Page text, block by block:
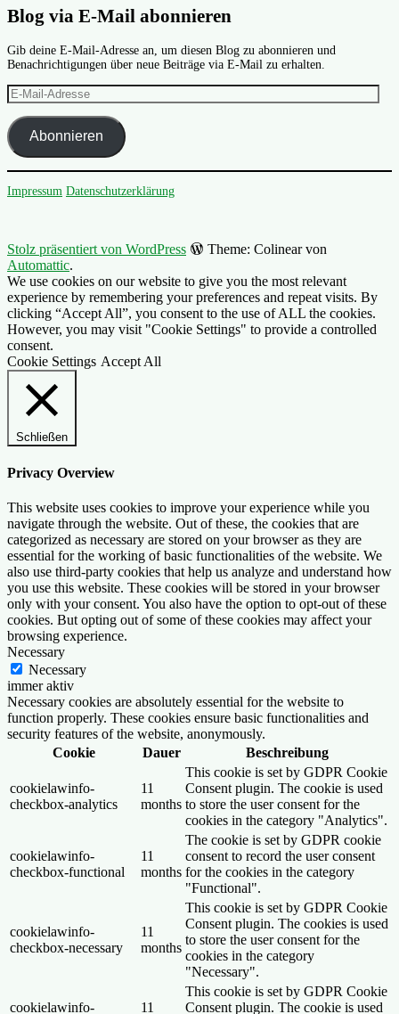
Blog via E-Mail abonnieren
Gib deine E-Mail-Adresse an, um diesen Blog zu abonnieren und
Benachrichtigungen über neue Beiträge via E-Mail zu erhalten.
E-
Mail-
Adresse
Abonnieren
Impressum Datenschutzerklärung
Stolz präsentiert von WordPress
Theme: Colinear von
Automattic.
We use cookies on our website to give you the most relevant
experience by remembering your preferences and repeat visits. By
clicking “Accept All”, you consent to the use of ALL the cookies.
However, you may visit "Cookie Settings" to provide a controlled
consent.
Cookie Settings Accept All
Schließen
Privacy Overview
This website uses cookies to improve your experience while you
navigate through the website. Out of these, the cookies that are
categorized as necessary are stored on your browser as they are
essential for the working of basic functionalities of the website. We
also use third-party cookies that help us analyze and understand how
you use this website. These cookies will be stored in your browser
only with your consent. You also have the option to opt-out of these
cookies. But opting out of some of these cookies may affect your
browsing experience.
Necessary
Necessary
immer aktiv
Necessary cookies are absolutely essential for the website to
function properly. These cookies ensure basic functionalities and
security features of the website, anonymously.
Cookie
Dauer Beschreibung
cookielawinfo-
checkbox-analytics
11
months
This cookie is set by GDPR Cookie
Consent plugin. The cookie is used
to store the user consent for the
cookies in the category "Analytics".
cookielawinfo-
checkbox-functional
11
months
The cookie is set by GDPR cookie
consent to record the user consent
for the cookies in the category
"Functional".
cookielawinfo-
checkbox-necessary
11
months
This cookie is set by GDPR Cookie
Consent plugin. The cookies is used
to store the user consent for the
cookies in the category
"Necessary".
cookielawinfo-
11
This cookie is set by GDPR Cookie
Consent plugin. The cookie is used